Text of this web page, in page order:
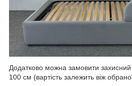
Додатково можна замовити
100 см (вартість залежить віж